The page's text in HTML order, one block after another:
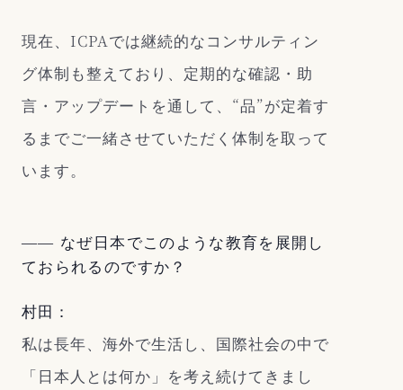
現在、ICPAでは継続的なコンサルティン
グ体制も整えており、定期的な確認・助
言・アップデートを通して、“品”が定着す
るまでご一緒させていただく体制を取って
います。
―― なぜ日本でこのような教育を展開し
ておられるのですか？
村田：
私は長年、海外で生活し、国際社会の中で
「日本人とは何か」を考え続けてきまし